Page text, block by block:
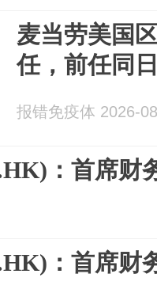
麦当劳美国
任，前任同
报错免疫体 2026-
：首席财
：首席财